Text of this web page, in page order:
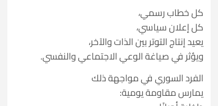
كل خطاب رسمي،
كل إعلان سياسي،
يعيد إنتاج التوتر بين الذات والآخر،
ويؤثر في صياغة الوعي الاجتماعي والنفسي.
الفرد السوري في مواجهة ذلك
يمارس مقاومة يومية: